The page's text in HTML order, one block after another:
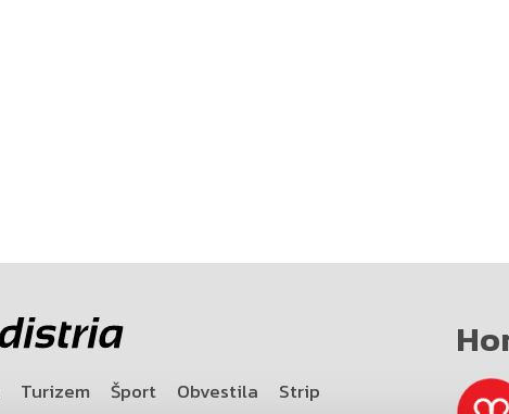
Turizem Šport Obvestila
Strip